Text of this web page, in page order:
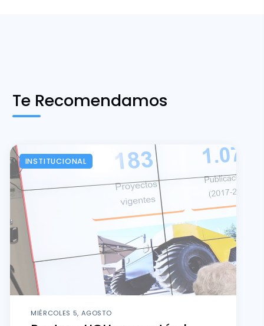
Te Recomendamos
INSTITUCIONAL
MIÉRCOLES 5, AGOSTO